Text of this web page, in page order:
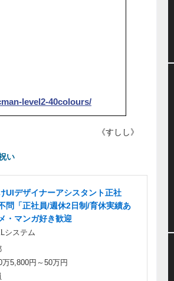
level2-40colours/
《すしし》
い
UIデザイナーアシスタント正社
問「正社員/週休2日制/育休実績あ
・マンガ好き歓迎
システム
万5,800円～50万円